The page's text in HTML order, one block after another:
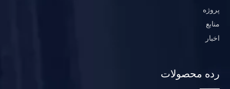
پروژه
منابع
اخبار
رده محصولات